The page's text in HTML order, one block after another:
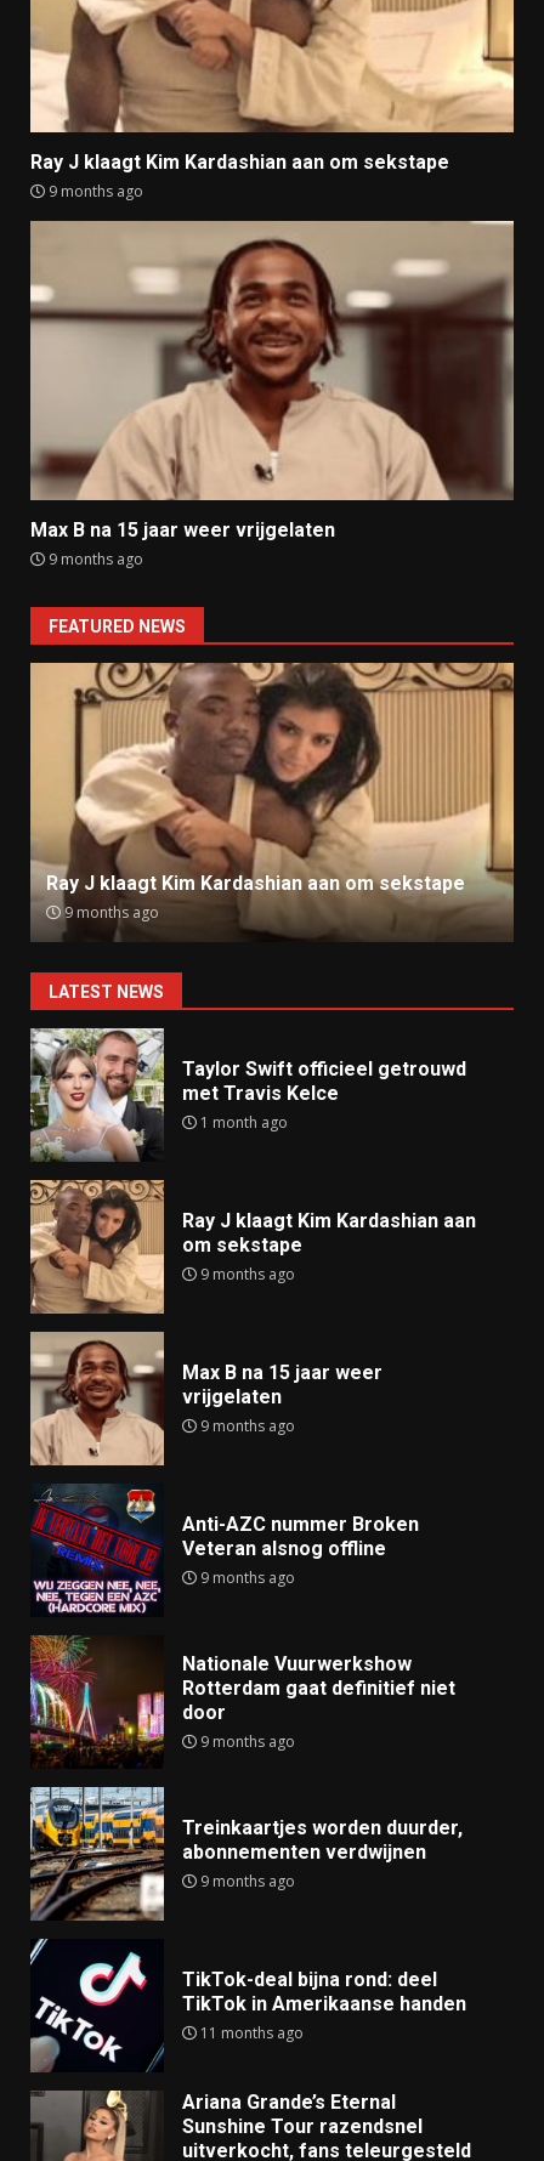
Ray J klaagt Kim Kardashian aan om sekstape
9 months ago
Max B na 15 jaar weer vrijgelaten
9 months ago
FEATURED NEWS
Ray J klaagt Kim Kardashian aan om sekstape
9 months ago
LATEST NEWS
Taylor Swift officieel getrouwd
met Travis Kelce
1 month ago
Ray J klaagt Kim Kardashian aan
om sekstape
9 months ago
Max B na 15 jaar weer
vrijgelaten
9 months ago
Anti-AZC nummer Broken
Veteran alsnog offline
9 months ago
Nationale Vuurwerkshow
Rotterdam gaat definitief niet
door
9 months ago
Treinkaartjes worden duurder,
abonnementen verdwijnen
9 months ago
TikTok-deal bijna rond: deel
TikTok in Amerikaanse handen
11 months ago
Ariana Grande’s Eternal
Sunshine Tour razendsnel
uitverkocht, fans teleurgesteld